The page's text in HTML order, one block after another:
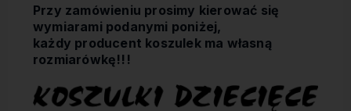
Przy zamówieniu prosimy kierować się
wymiarami podanymi poniżej,
każdy producent koszulek ma własną
rozmiarówkę!!!